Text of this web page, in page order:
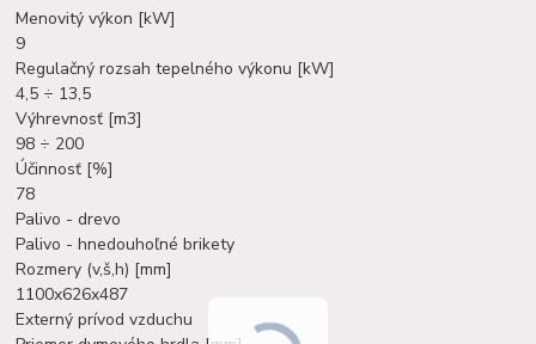
Menovitý výkon [kW]
9
Regulačný rozsah tepelného výkonu [kW]
4,5 ÷ 13,5
Výhrevnosť [m3]
98 ÷ 200
Účinnosť [%]
78
Palivo - drevo
Palivo - hnedouhoľné brikety
Rozmery (v,š,h) [mm]
1100x626x487
Externý prívod vzduchu